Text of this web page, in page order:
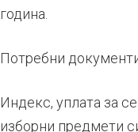
година.
Потребни
Индекс, уплата за
изборни предмети